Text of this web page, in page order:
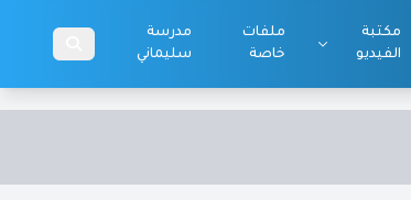
مكتبة
الفيديو
ملفات
خاصة
مدرسة
سليماني